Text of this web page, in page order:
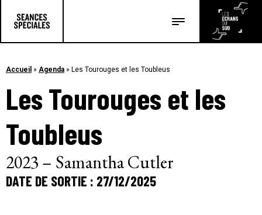
Les articles
Accueil » Agenda » Les Tourouges et les Toubleus
Les Tourouges et les
Toubleus
2023 – Samantha Cutler
DATE DE SORTIE : 27/12/2025